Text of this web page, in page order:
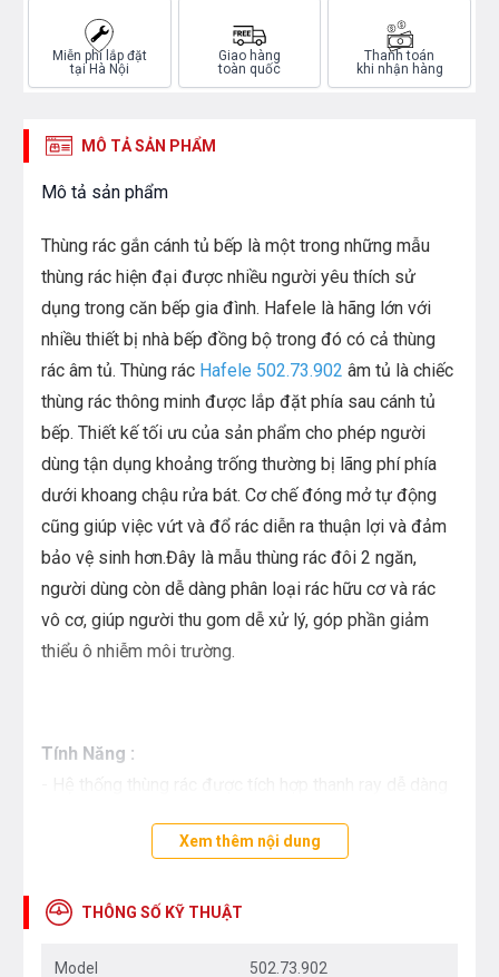
Miễn phí lắp đặt
tại Hà Nội
Giao hàng
toàn quốc
Thanh toán
khi nhận hàng
MÔ TẢ SẢN PHẨM
Mô tả sản phẩm
Thùng rác gắn cánh tủ bếp là một trong những mẫu
thùng rác hiện đại được nhiều người yêu thích sử
dụng trong căn bếp gia đình. Hafele là hãng lớn với
nhiều thiết bị nhà bếp đồng bộ trong đó có cả thùng
rác âm tủ. Thùng rác Hafele 502.73.902 âm tủ là chiếc
thùng rác thông minh được lắp đặt phía sau cánh tủ
bếp. Thiết kế tối ưu của sản phẩm cho phép người
dùng tận dụng khoảng trống thường bị lãng phí phía
dưới khoang chậu rửa bát. Cơ chế đóng mở tự động
cũng giúp việc vứt và đổ rác diễn ra thuận lợi và đảm
bảo vệ sinh hơn.Đây là mẫu thùng rác đôi 2 ngăn,
người dùng còn dễ dàng phân loại rác hữu cơ và rác
vô cơ, giúp người thu gom dễ xử lý, góp phần giảm
thiểu ô nhiễm môi trường.
Tính Năng :
- Hệ thống thùng rác với ray trượt cơ chế đóng giảm
- Chất liệu : phần mở rộng bằng thép, thùng đựng rác
- Màu/lớp phủ hoàn thiện : phần mở rộng xám bạc,
Xem thêm nội dung
THÔNG SỐ KỸ THUẬT
Model 502.73.902